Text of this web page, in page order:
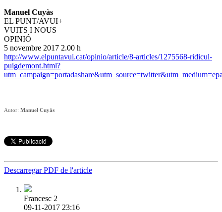
Manuel Cuyàs
EL PUNT/AVUI+
VUITS I NOUS
OPINIÓ
5 novembre 2017 2.00 h
http://www.elpuntavui.cat/opinio/article/8-articles/1275568-ridicul-
puigdemont.html?
Autor: Manuel Cuyàs
Descarregar PDF de l'article
Francesc 2
09-11-2017 23:16